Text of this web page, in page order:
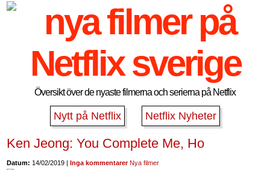
Översikt över de nyaste filmerna och serierna på Netflix
Nytt på Netflix Netflix Nyheter
Ken Jeong: You Complete Me, Ho
Datum: 14/02/2019 |Inga kommentarer Nya filmer